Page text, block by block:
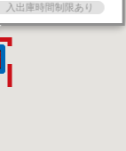
入出庫時間制限あり